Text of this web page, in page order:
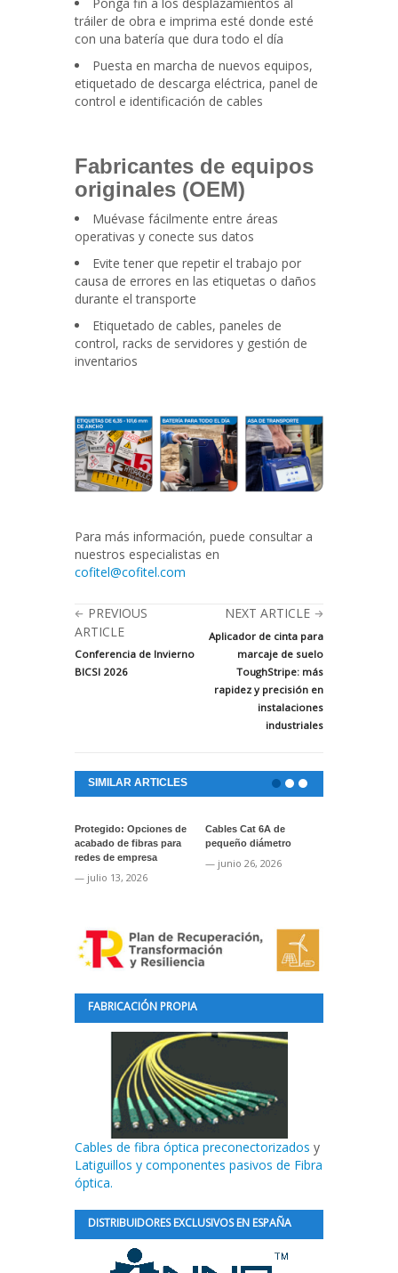
tráiler de obra e imprima esté donde esté
con una batería que dura todo el día
Puesta en marcha de nuevos equipos,
etiquetado de descarga eléctrica, panel de
control e identificación de cables
Fabricantes de equipos
originales (OEM)
Muévase fácilmente entre áreas
operativas y conecte sus datos
Evite tener que repetir el trabajo por
causa de errores en las etiquetas o daños
durante el transporte
Etiquetado de cables, paneles de
control, racks de servidores y gestión de
inventarios
Para más información, puede consultar a
nuestros especialistas en
cofitel@cofitel.com
PREVIOUS
ARTICLE
Conferencia de Invierno
BICSI 2026
NEXT ARTICLE
Aplicador de cinta para
marcaje de suelo
ToughStripe: más
rapidez y precisión en
instalaciones
industriales
SIMILAR ARTICLES
Protegido: Opciones de
acabado de fibras para
redes de empresa
— julio 13, 2026
Cables Cat 6A de
pequeño diámetro
— junio 26, 2026
FABRICACIÓN PROPIA
Cables de fibra óptica preconectorizados y
Latiguillos y componentes pasivos de Fibra
óptica.
DISTRIBUIDORES EXCLUSIVOS EN ESPAÑA